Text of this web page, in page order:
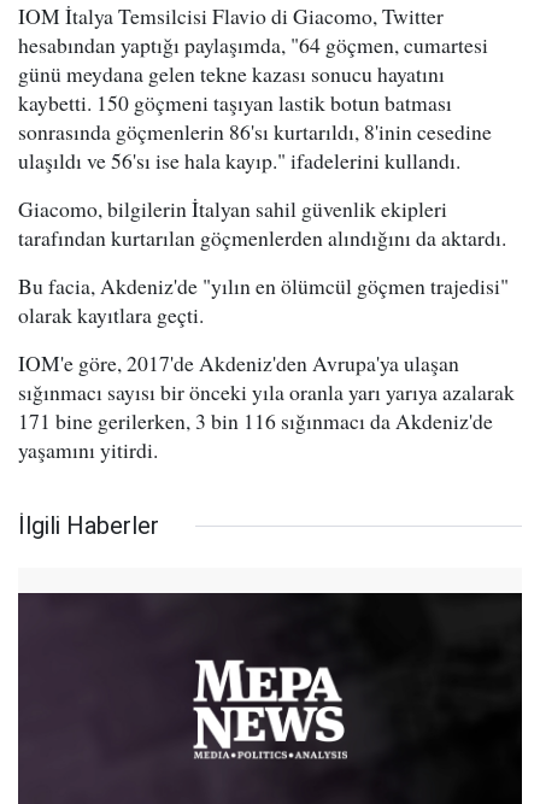
IOM İtalya Temsilcisi Flavio di Giacomo, Twitter
hesabından yaptığı paylaşımda, "64 göçmen, cumartesi
günü meydana gelen tekne kazası sonucu hayatını
kaybetti. 150 göçmeni taşıyan lastik botun batması
sonrasında göçmenlerin 86'sı kurtarıldı, 8'inin cesedine
ulaşıldı ve 56'sı ise hala kayıp." ifadelerini kullandı.
Giacomo, bilgilerin İtalyan sahil güvenlik ekipleri
tarafından kurtarılan göçmenlerden alındığını da aktardı.
Bu facia, Akdeniz'de "yılın en ölümcül göçmen trajedisi"
olarak kayıtlara geçti.
IOM'e göre, 2017'de Akdeniz'den Avrupa'ya ulaşan
sığınmacı sayısı bir önceki yıla oranla yarı yarıya azalarak
171 bine gerilerken, 3 bin 116 sığınmacı da Akdeniz'de
yaşamını yitirdi.
İlgili Haberler